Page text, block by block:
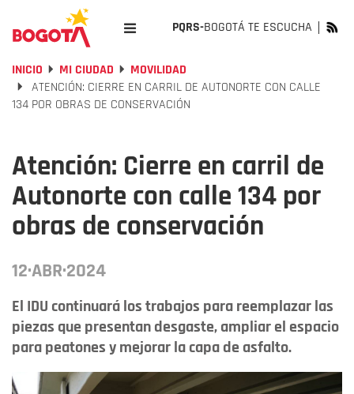
PQRS-BOGOTÁ TE ESCUCHA
INICIO MI CIUDAD
MOVILIDAD
ATENCIÓN: CIERRE EN CARRIL DE AUTONORTE CON CALLE
134 POR OBRAS DE CONSERVACIÓN
Atención: Cierre en carril de
Autonorte con calle 134 por
obras de conservación
12·ABR·2024
El IDU continuará los trabajos para reemplazar las
piezas que presentan desgaste, ampliar el espacio
para peatones y mejorar la capa de asfalto.